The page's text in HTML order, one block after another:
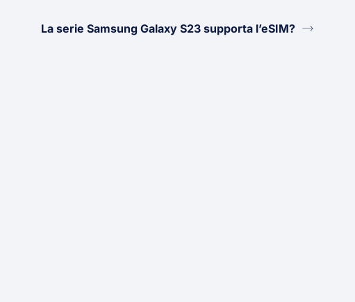
La serie Samsung Galaxy S23 supporta l’eSIM?